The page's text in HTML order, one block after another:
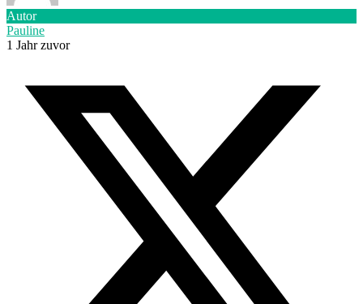
Autor
Pauline
1 Jahr zuvor